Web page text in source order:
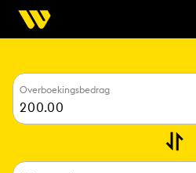
Overboekingsbedrag